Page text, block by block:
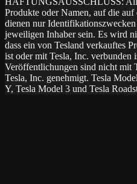
Produkte oder Namen, auf die
dienen nur
jeweiligen Inhaber sein. Es wird
dass ein von Tesland verkauftes
ist oder mit Tesla, Inc. verbunden
Veröffentlichungen sind nicht mit
Tesla, Inc. genehmigt. Tesla
Y, Tesla Model 3 und Tesla